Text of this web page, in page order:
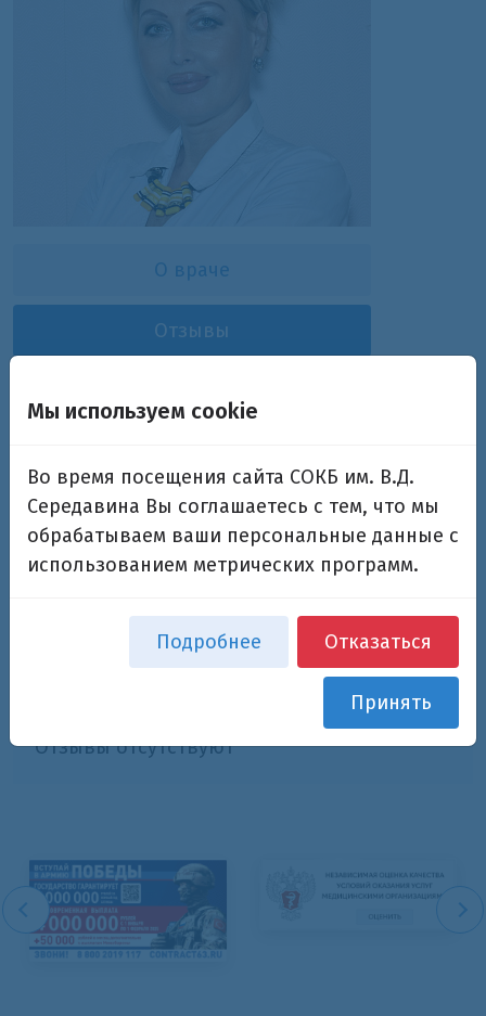
О враче
Отзывы
Сыресина Екатерина
Заведующая отделом медицинской статистики,
врач-статистик высшей квалификационной
категории
Оставить отзыв
Отзывы отсутствуют
Мы используем cookie
Во время посещения сайта СОКБ им. В.Д.
Середавина Вы соглашаетесь с тем, что мы
обрабатываем ваши персональные данные с
использованием метрических программ.
Подробнее Отказаться
Принять